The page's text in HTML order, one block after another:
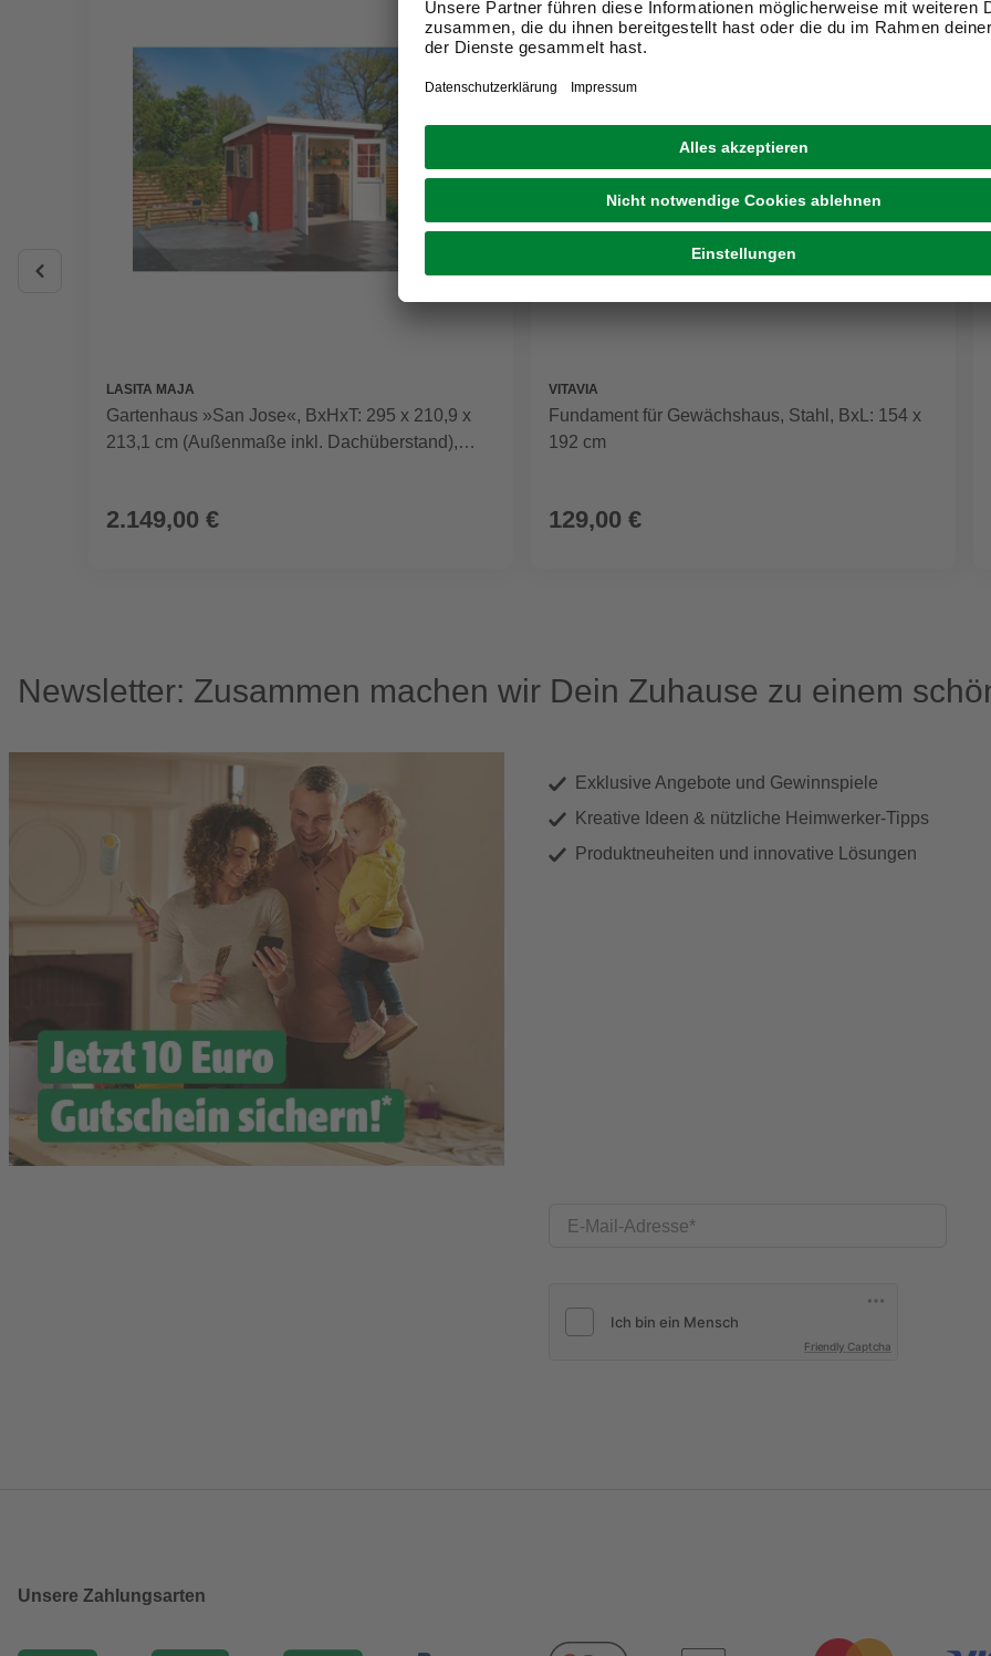
LASITA MAJA
Gartenhaus »San Jose«, BxHxT: 295 x 210,9 x
213,1 cm (Außenmaße inkl. Dachüberstand),
2.149,00 €
VITAVIA
Fundament für Gewächshaus, Stahl, BxL: 154 x
192 cm
129,00 €
Newsletter: Zusammen machen wir Dein Zuhause zu einem
Exklusive Angebote und Gewinnspiele
Kreative Ideen & nützliche Heimwerker-Tipps
Produktneuheiten und innovative Lösungen
E-Mail-Adresse
Friendly Captcha
Unsere Zahlungsarten